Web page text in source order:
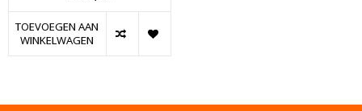
TOEVOEGEN AAN
WINKELWAGEN